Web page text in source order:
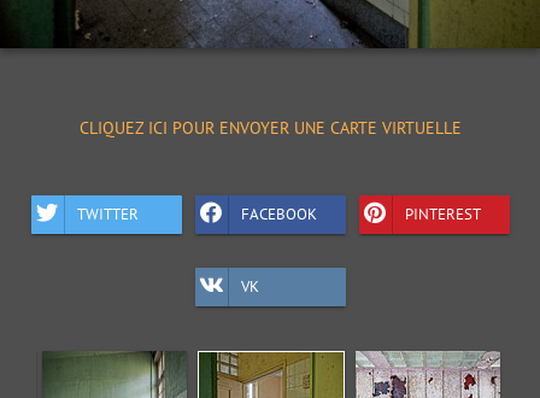
CLIQUEZ ICI POUR ENVOYER UNE CARTE VIRTUELLE
TWITTER FACEBOOK PINTEREST
VK